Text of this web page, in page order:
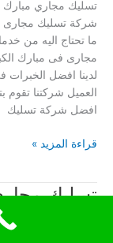
تسليك مجاري مبارك
شركة تسليك مجارى
ما تحتاج اليه من
مجارى فى مبارك
لدينا افضل
العميل شركتنا تقوم
افضل شركة تسليك
تسليك
الكبير
قراءة المزيد »
تسليك